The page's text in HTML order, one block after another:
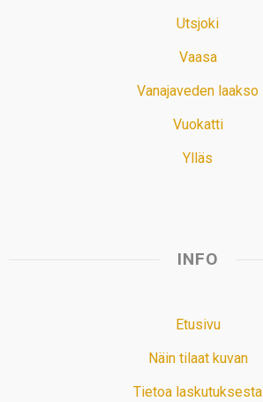
Utsjoki
Vaasa
Vanajaveden laakso
Vuokatti
Ylläs
INFO
Etusivu
Näin tilaat kuvan
Tietoa laskutuksesta